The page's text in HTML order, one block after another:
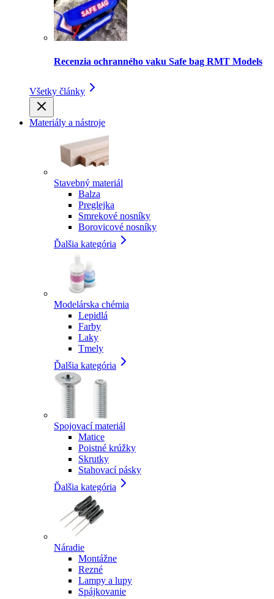
Recenzia ochranného vaku Safe bag RMT Models
Všetky články
Materiály a nástroje
Stavebný materiál
Balza
Preglejka
Smrekové nosníky
Borovicové nosníky
Ďalšia kategória
Modelárska chémia
Lepidlá
Farby
Laky
Tmely
Ďalšia kategória
Spojovací materiál
Matice
Poistné krúžky
Skrutky
Stahovací pásky
Ďalšia kategória
Náradie
Montážne
Rezné
Lampy a lupy
Spájkovanie